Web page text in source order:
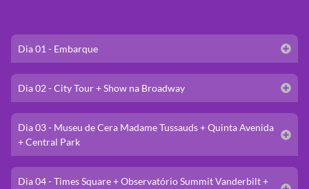
Dia 01 - Embarque
Dia 02 - City Tour + Show na Broadway
Dia 03 - Museu de Cera Madame Tussauds + Quinta Avenida
+ Central Park
Dia 04 - Times Square + Observatório Summit Vanderbilt +